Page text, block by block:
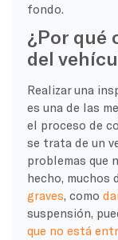
fondo.
¿Por qué
del
Realizar una
es una de las
el proceso de
se trata de un
problemas que
hecho, muchos
graves, como
suspensión,
que no está